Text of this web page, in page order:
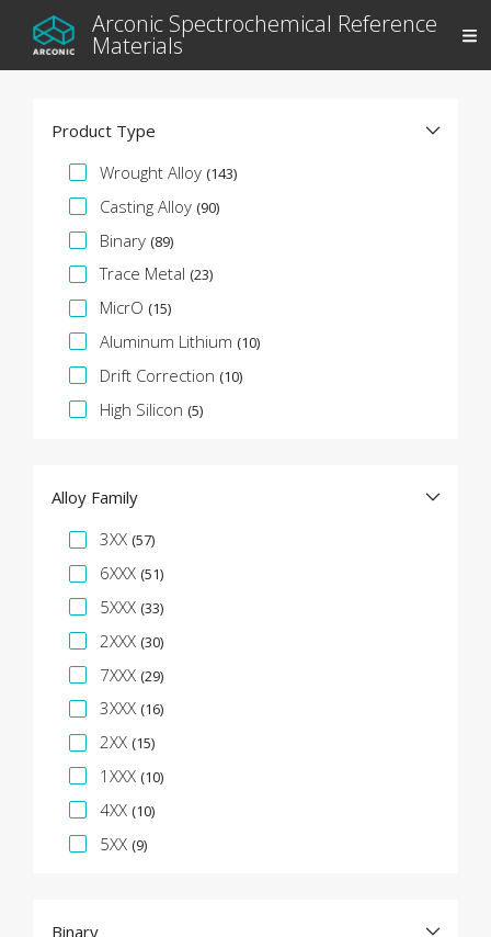
Arconic Spectrochemical Reference
Materials
Product Type
Facet specifica
Wrought Alloy (143)
Casting Alloy (90)
Binary (89)
Trace Metal (23)
MicrO (15)
Aluminum Lithium (10)
Drift Correction (10)
High Silicon (5)
Alloy Family
Facet specifica
3XX (57)
6XXX (51)
5XXX (33)
2XXX (30)
7XXX (29)
3XXX (16)
2XX (15)
1XXX (10)
4XX (10)
5XX (9)
Binary